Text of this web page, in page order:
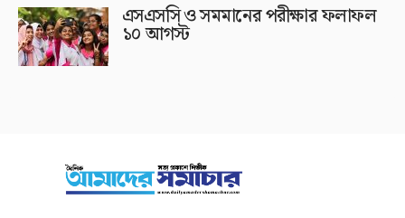
এসএসসি ও সমমানের পরীক্ষার ফলাফল
১০ আগস্ট